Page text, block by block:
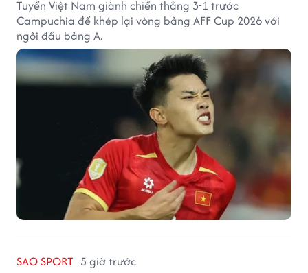
Tuyển Việt Nam giành chiến thắng 3-1 trước
Campuchia để khép lại vòng bảng AFF Cup 2026 với
ngôi đầu bảng A.
SAO SPORT 5 giờ trước